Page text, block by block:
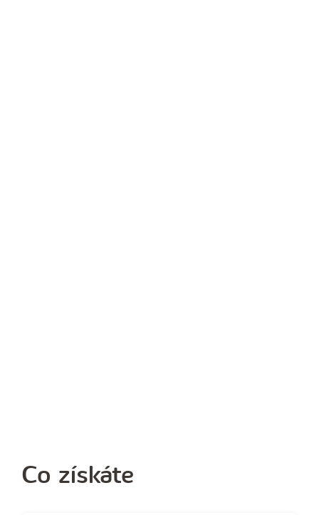
Zdarma součástí každé
Co získáte